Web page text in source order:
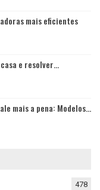
mais eficientes
e resolver…
mais a pena: Modelos…
478